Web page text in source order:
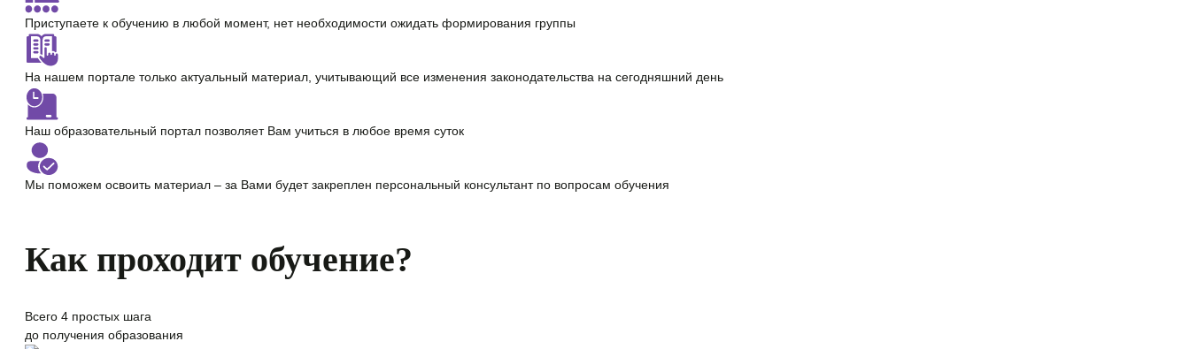
Приступаете к обучению в любой момент, нет необходимости ожидать формирования группы
На нашем портале только актуальный материал , учитывающий все изменения законодательства на сегодняшний день
Наш образовательный портал позволяет Вам учиться в любое время суток
Мы поможем освоить материал – за Вами будет закреплен персональный консультантпо вопросам обучения
Как проходит обучение?
Всего 4 простых шага
до получения образования